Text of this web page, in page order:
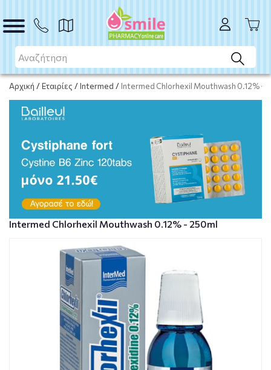
Αρχική /Εταιρίες /Intermed / Intermed Chlorhexil Mouthwash 0.12% -
ΑΓΟΡΑ
Intermed Chlorhexil Mouthwash 0.12% - 250ml